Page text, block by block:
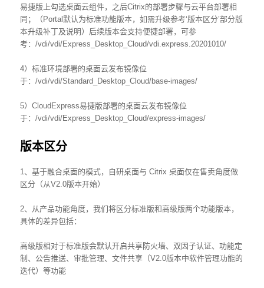
易捷版上勾选桌面云组件，之后Citrix的部署步骤与云平台部署相
同；（Portal默认为标准功能版本，如需升级参考‘版本区分’部分版
本升级补丁及说明）后续版本会支持便捷部署，可参
考：/vdi/vdi/Express_Desktop_Cloud/vdi.express.20201010/
4）标准环境部署的桌面云发布镜像位
于：/vdi/vdi/Standard_Desktop_Cloud/base-images/
5）CloudExpress易捷版部署的桌面云发布镜像位
于：/vdi/vdi/Express_Desktop_Cloud/express-images/
版本区分
1、基于融合桌面的模式，自研桌面与 Citrix 桌面仅在售卖角度做
区分（从V2.0版本开始）
2、从产品功能角度，我们将区分标准版和高级版两个功能版本，
具体的差异包括：
高级版相对于标准版会默认开启共享防火墙、双因子认证、功能定
制、公告推送、审批管理、文件共享（V2.0版本中软件管理功能的
迭代）等功能